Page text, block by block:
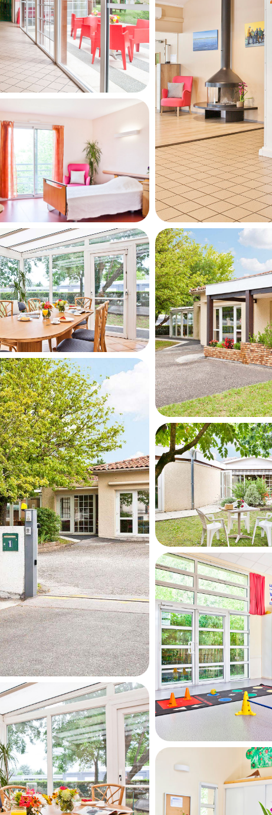
Votre numéro de téléphone
Nom du proche concerné
Code postal du proche concerné
conformément à notre politique de confidentialité
223-2 du Code de la Consommation, vous pouvez
téléphonique « Bloctel »https://www.bloctel.gouv.fr/